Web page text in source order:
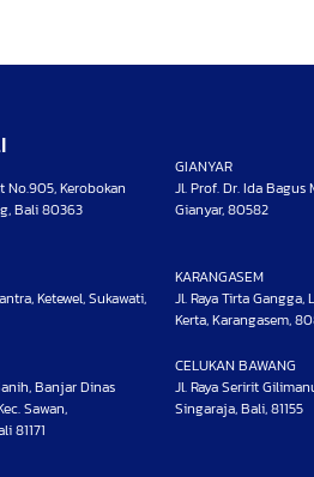
Kerobokan
Bali 80363
GIANYAR
Jl. Prof. Dr. Ida Bagus
Gianyar, 80582
Ketewel, Sukawati,
KARANGASEM
Jl. Raya Tirta
Kerta, Karangasem,
Banjar Dinas
Sawan,
81171
CELUKAN BAWANG
Jl. Raya Seririt
Singaraja, Bali, 81155